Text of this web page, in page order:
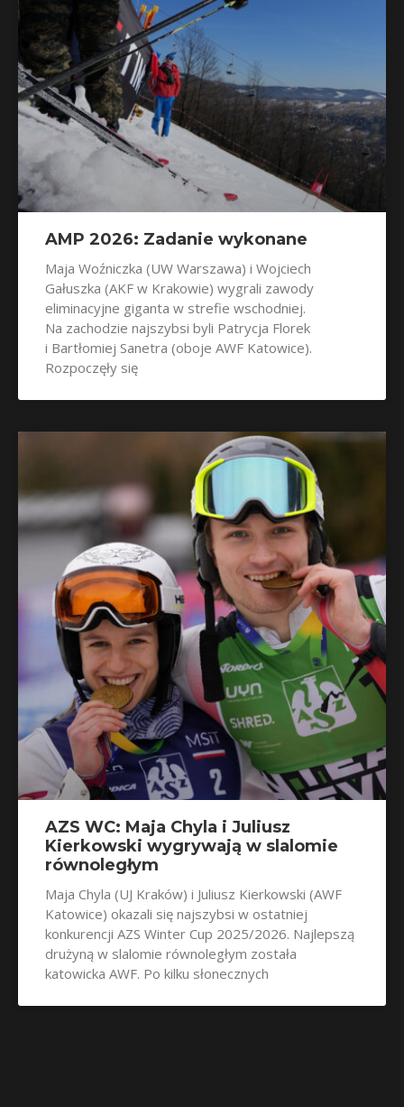
AMP 2026: Zadanie wykonane
Maja Woźniczka (UW Warszawa) i Wojciech
Gałuszka (AKF w Krakowie) wygrali zawody
eliminacyjne giganta w strefie wschodniej.
Na zachodzie najszybsi byli Patrycja Florek
i Bartłomiej Sanetra (oboje AWF Katowice).
Rozpoczęły się
AZS WC: Maja Chyla i Juliusz
Kierkowski wygrywają w slalomie
równoległym
Maja Chyla (UJ Kraków) i Juliusz Kierkowski (AWF
Katowice) okazali się najszybsi w ostatniej
konkurencji AZS Winter Cup 2025/2026. Najlepszą
drużyną w slalomie równoległym została
katowicka AWF. Po kilku słonecznych